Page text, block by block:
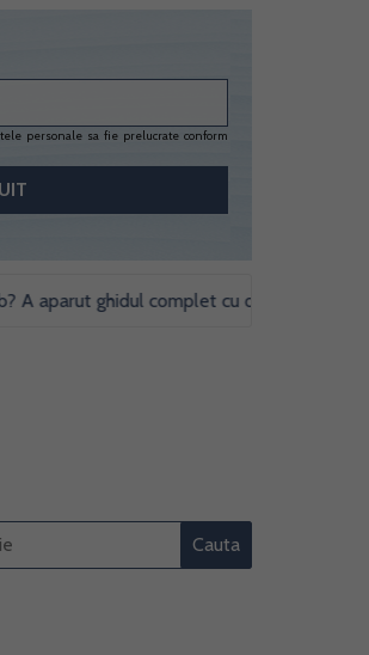
personale sa fie prelucrate conform
ghidul complet cu obligatii fiscale si